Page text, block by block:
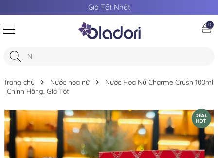
Giá Tốt Nhất
0
Trang chủ Nước hoa nữ
Nước Hoa Nữ Charme Crush 100ml
| Chính Hãng, Giá Tốt